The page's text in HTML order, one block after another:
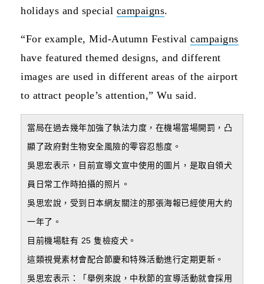
holidays and special campaigns.
“For example, Mid-Autumn Festival campaigns
have featured themed designs, and different
images are used in different areas of the airport
to attract people’s attention,” Wu said.
當局在過去幾年加強了執法力度，在機場當場開罰，凸
顯了政府對生物安全風險的零容忍態度。
吳思宏表示，目前宣導文宣中使用的圖片，是取自領犬
員日常工作時拍攝的照片。
吳思宏說，受到日本網友關注的那張海報已經使用大約
一年了。
目前機場駐有 25 隻檢疫犬。
這類視覺素材會配合節慶和特殊活動進行定期更新。
吳思宏表示：「舉例來說，中秋節的宣導活動就會採用